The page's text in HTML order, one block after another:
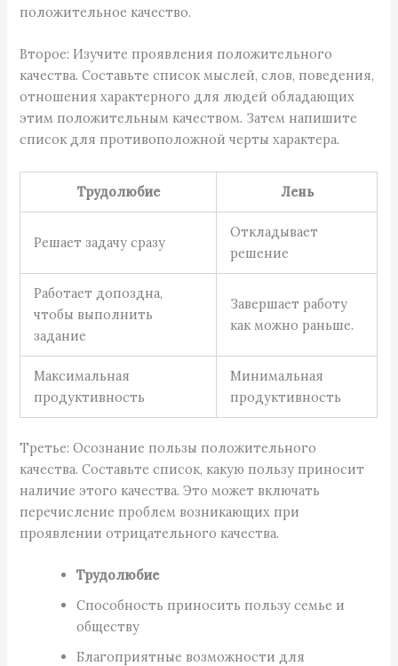
положительное качество.
Второе: Изучите проявления положительного
качества. Составьте список мыслей, слов, поведения,
отношения характерного для людей обладающих
этим положительным качеством. Затем напишите
список для противоположной черты характера.
Трудолюбие Лень
Решает задачу сразу
Откладывает
решение
Работает допоздна,
чтобы выполнить
задание
Завершает работу
как можно раньше.
Максимальная
продуктивность
Минимальная
продуктивность
Третье: Осознание пользы положительного
качества. Составьте список, какую пользу приносит
наличие этого качества. Это может включать
перечисление проблем возникающих при
проявлении отрицательного качества.
Трудолюбие
Способность приносить пользу семье и
обществу
Благоприятные возможности для